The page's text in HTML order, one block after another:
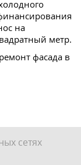
на
метр.
фасада в
сетях